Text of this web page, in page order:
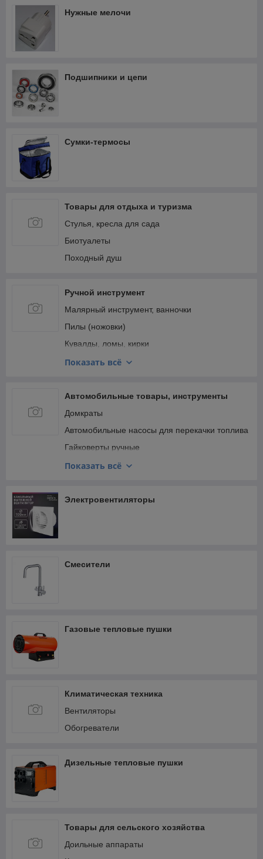
Нужные мелочи
Подшипники и цепи
Сумки-термосы
Товары для отдыха и туризма
Стулья, кресла для сада
Биотуалеты
Походный душ
Ручной инструмент
Малярный инструмент, ванночки
Пилы (ножовки)
Кувалды, ломы, кирки
Наборы инструментов
Показать всё
Автомобильные товары, инструменты
Домкраты
Автомобильные насосы для перекачки топлива
Гайковерты ручные
Компрессоры автомобильные
Щетки стеклоочистителя
Показать всё
Электровентиляторы
Смесители
Газовые тепловые пушки
Климатическая техника
Вентиляторы
Обогреватели
Дизельные тепловые пушки
Товары для сельского хозяйства
Доильные аппараты